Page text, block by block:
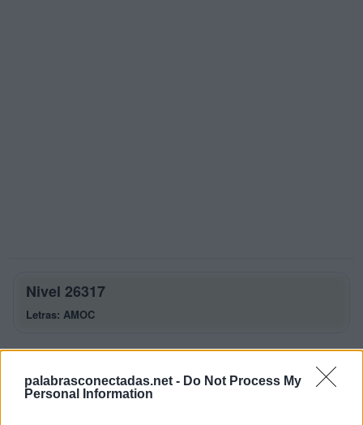
palabrasconectadas.net - Do Not Process My
Personal Information
Nivel 26317
Letras: AMOC
Palabras Conectadas Nivel 26317
respuestas
La respuesta a este rompecabezas es: